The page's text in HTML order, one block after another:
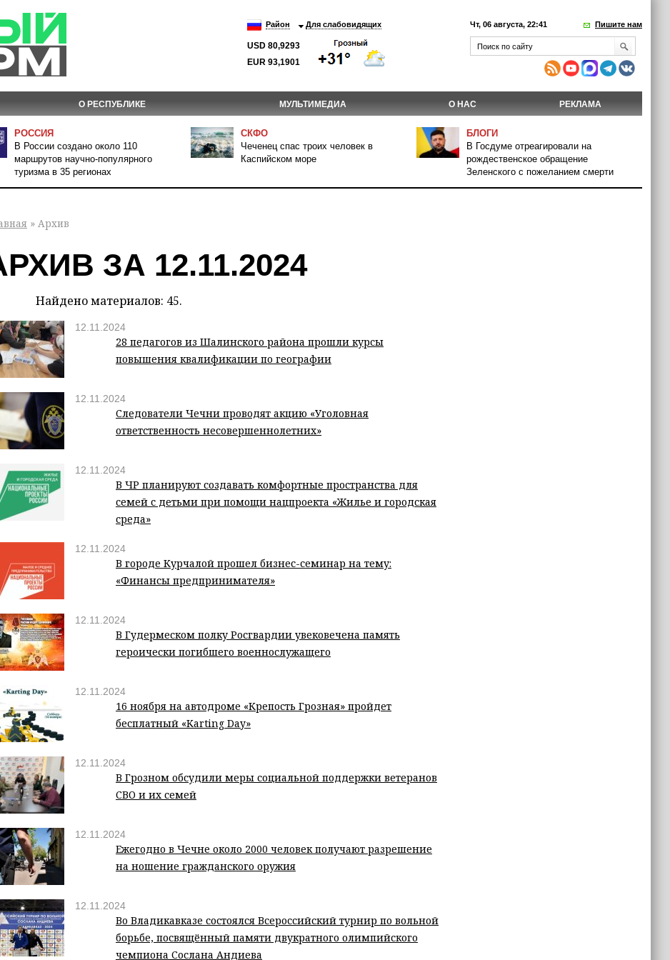
Район Для слабовидящих
USD 80,9293
EUR 93,1901
Чт, 06 августа, 22:41 Пишите нам
О РЕСПУБЛИКЕ МУЛЬТИМЕДИА О НАС РЕКЛАМА
РОССИЯ
В России создано около 110
маршрутов научно-популярного
туризма в 35 регионах
СКФО
Чеченец спас троих человек в
Каспийском море
БЛОГИ
В Госдуме отреагировали на
рождественское обращение
Зеленского с пожеланием смерти
» Архив
ЗА 12.11.2024
Найдено материалов: 45.
12.11.2024
28 педагогов из Шалинского района прошли курсы
повышения квалификации по географии
12.11.2024
Следователи Чечни проводят акцию «Уголовная
ответственность несовершеннолетних»
12.11.2024
В ЧР планируют создавать комфортные пространства для
семей с детьми при помощи нацпроекта «Жилье и городская
среда»
12.11.2024
В городе Курчалой прошел бизнес-семинар на тему:
«Финансы предпринимателя»
12.11.2024
В Гудермеском полку Росгвардии увековечена память
героически погибшего военнослужащего
12.11.2024
16 ноября на автодроме «Крепость Грозная» пройдет
бесплатный «Karting Day»
12.11.2024
В Грозном обсудили меры социальной поддержки ветеранов
СВО и их семей
12.11.2024
Ежегодно в Чечне около 2000 человек получают разрешение
на ношение гражданского оружия
12.11.2024
Во Владикавказе состоялся Всероссийский турнир по вольной
борьбе, посвящённый памяти двукратного олимпийского
чемпиона Сослана Андиева